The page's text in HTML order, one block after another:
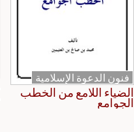
فنون الدعوة الإسلامية
الضياء اللامع من الخطب
الجوامع